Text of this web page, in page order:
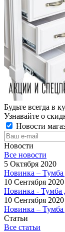
Будьте всегда в
Узнавайте о
Новости
Новости
Все новости
5 Октября 2020
Новинка –
10 Сентября 2020
Новинка -
10 Сентября 2020
Новинка –
Статьи
Все статьи